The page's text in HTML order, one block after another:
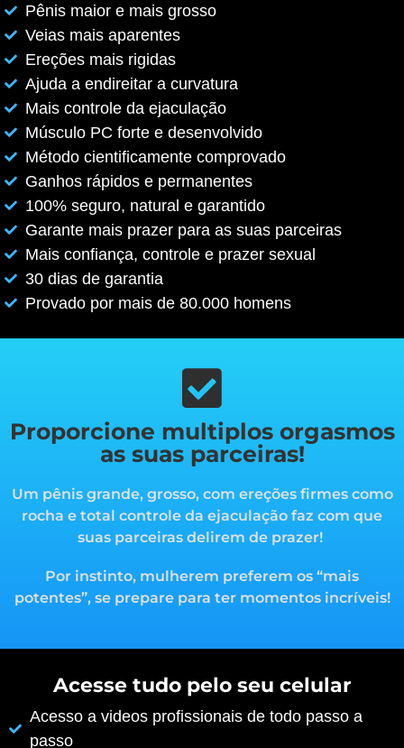
Pênis maior e mais grosso
Veias mais aparentes
Ereções mais rigidas
Ajuda a endireitar a curvatura
Mais controle da ejaculação
Músculo PC forte e desenvolvido
Método cientificamente comprovado
Ganhos rápidos e permanentes
100% seguro, natural e garantido
Garante mais prazer para as suas parceiras
Mais confiança, controle e prazer sexual
30 dias de garantia
Provado por mais de 80.000 homens
Proporcione multiplos orgasmos
as suas parceiras!
Um pênis grande, grosso, com ereções firmes como
rocha e total controle da ejaculação faz com que
suas parceiras delirem de prazer!
Por instinto, mulherem preferem os “mais
potentes”, se prepare para ter momentos incríveis!
Acesse tudo pelo seu celular
Acesso a videos profissionais de todo passo a
passo